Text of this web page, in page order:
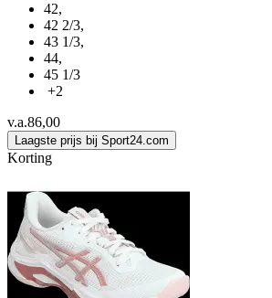
42,
42 2/3,
43 1/3,
44,
45 1/3
+2
v.a.86,00
Laagste prijs bij Sport24.com
Korting